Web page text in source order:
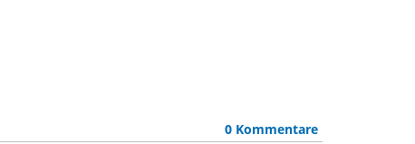
0 Kommentare